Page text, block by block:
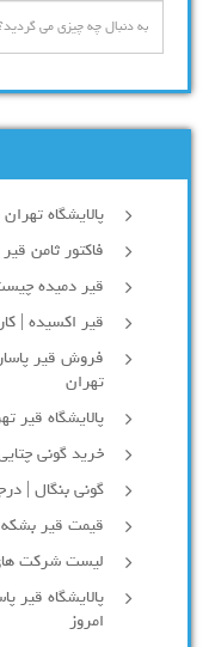
پالایشگاه تهران
فاکتور ثامن قیر | قیمت 50 40
قیر دمیده
قیر اکسیده |
تهران
پالایشگاه قیر
خرید گونی چتایی | قیمت
گونی بنگال |
قیمت قیر بشکه
لیست شرکت های
امروز